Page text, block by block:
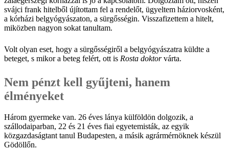
svájci frank hitelből újítottam fel a rendelőt, ügyeltem háziorvosként,
a kórházi belgyógyászaton, a sürgősségin. Visszafizettem a hitelt,
miközben nagyon sokat tanultam.
Volt olyan eset, hogy a sürgősségiről a belgyógyászatra küldte a
beteget, s mikor a beteg felért, ott is Rosta doktorvárta.
Nem pénzt kell gyűjteni, hanem
élményeket
Három gyermeke van. 26 éves lánya külföldön dolgozik, a
szállodaiparban, 22 és 21 éves fiai egyetemisták, az egyik
közgazdaságtant tanul Budapesten, a másik agrármérnöknek készül
Gödöllőn.